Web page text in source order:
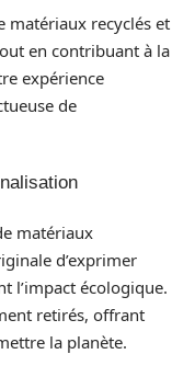
matériaux recyclés et
en contribuant à la
expérience
de
matériaux
d’exprimer
l’impact écologique.
retirés, offrant
la planète.